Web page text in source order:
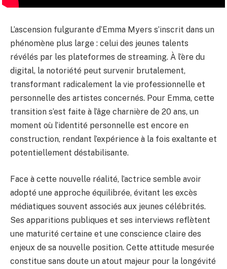
L’ascension fulgurante d’Emma Myers s’inscrit dans un
phénomène plus large : celui des jeunes talents
révélés par les plateformes de streaming. À l’ère du
digital, la notoriété peut survenir brutalement,
transformant radicalement la vie professionnelle et
personnelle des artistes concernés. Pour Emma, cette
transition s’est faite à l’âge charnière de 20 ans, un
moment où l’identité personnelle est encore en
construction, rendant l’expérience à la fois exaltante et
potentiellement déstabilisante.
Face à cette nouvelle réalité, l’actrice semble avoir
adopté une approche équilibrée, évitant les excès
médiatiques souvent associés aux jeunes célébrités.
Ses apparitions publiques et ses interviews reflètent
une maturité certaine et une conscience claire des
enjeux de sa nouvelle position. Cette attitude mesurée
constitue sans doute un atout majeur pour la longévité